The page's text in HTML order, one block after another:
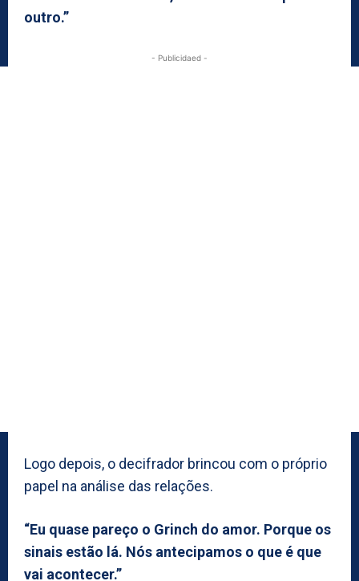
outro.”
- Publicidaed -
Logo depois, o decifrador brincou com o próprio
papel na análise das relações.
“Eu quase pareço o Grinch do amor. Porque os
sinais estão lá. Nós antecipamos o que é que
vai acontecer.”